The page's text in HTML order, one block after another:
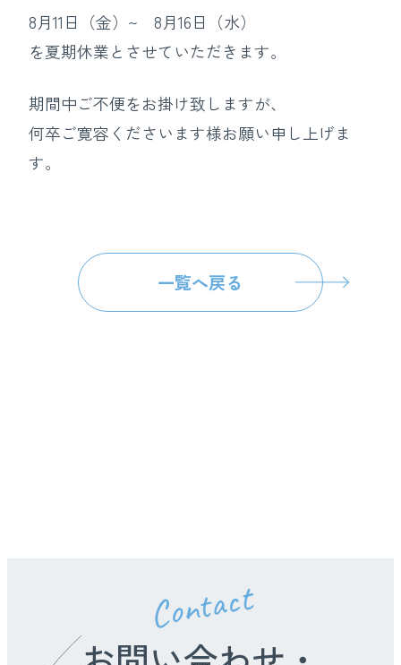
8月11日（金）~ 8月16日（水）
を夏期休業とさせていただきます。
期間中ご不便をお掛け致しますが、
何卒ご寛容くださいます様お願い申し上げま
す。
一覧へ戻る
Contact